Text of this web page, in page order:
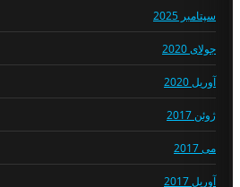
سپتامبر 2025
جولای 2020
آوریل 2020
ژوئن 2017
می 2017
آوریل 2017